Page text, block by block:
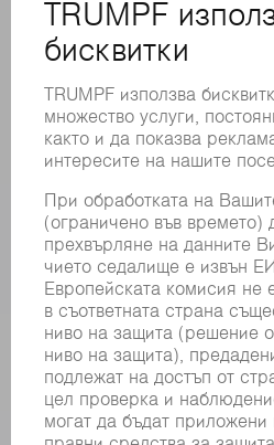
ОНЛАЙН УСЛУГИ
КОНТАКТИ
ФИЛИАЛИ
РЕГИСТРИРАНЕ ЗА БЮЛЕТИН
MYTRUMPF
ИНФОРМАЦИОННИ ЛИСТОВЕ
ПРОДУКТИ
МАШИНИ & СИСТЕМИ
ЛАЗЕР
СИЛОВА ЕЛЕКТРОНИКА
ЕЛЕКТРИЧЕСКИ ИНСТРУМЕНТИ
SMART FACTORY
СОФТУЕР
УСЛУГИ
ПРИЛОЖЕНИЯ
ОТРАСЛИ
КОМПАНИЯТА
КАРИЕРИ
СВОБОДНИ ПОЗИЦИИ